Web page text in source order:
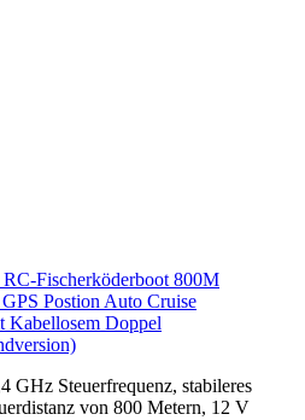
Fischerköderboot 800M
Postion Auto Cruise
Kabellosem Doppel
GHz Steuerfrequenz, stabileres
von 800 Metern, 12 V